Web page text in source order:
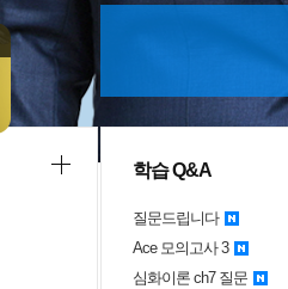
학습 Q&A
질문드립니다
Ace 모의고사 3
심화이론 ch7 질문